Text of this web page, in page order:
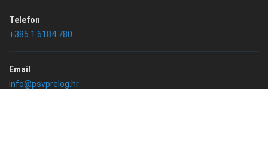
Telefon
+385 1 6184 780
Email
info@psvprelog.hr